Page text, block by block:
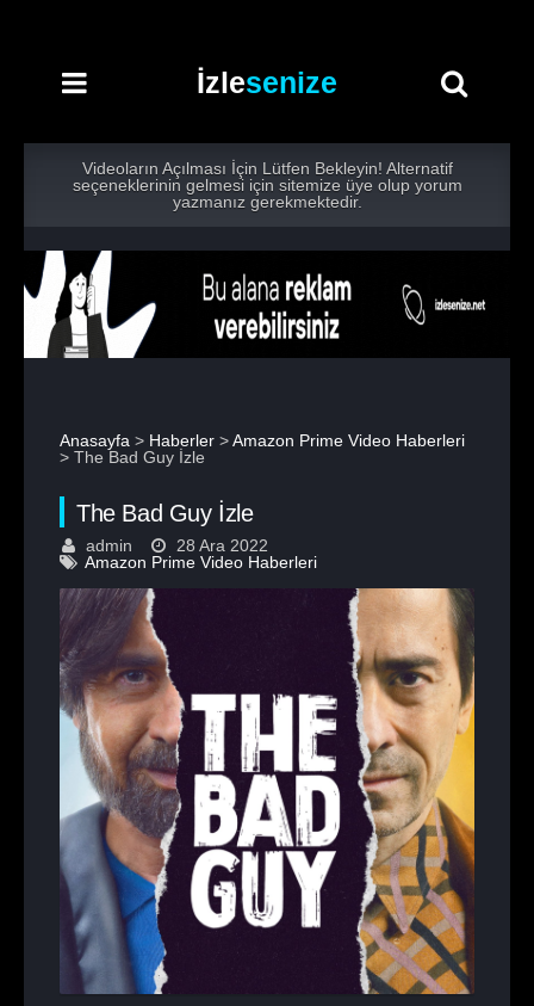
İzlesenize
Videoların Açılması İçin Lütfen Bekleyin! Alternatif
seçeneklerinin gelmesi için sitemize üye olup yorum
yazmanız gerekmektedir.
Anasayfa > Haberler >Amazon Prime Video Haberleri
> The Bad Guy İzle
The Bad Guy İzle
admin
28 Ara 2022
Amazon Prime Video Haberleri